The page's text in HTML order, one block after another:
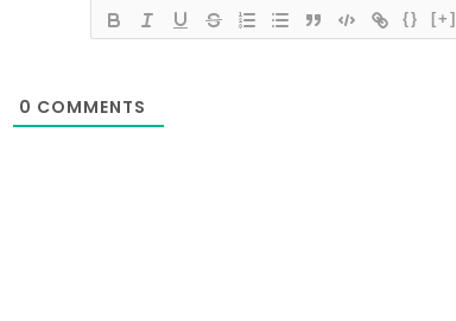
{} [+]
0 COMMENTS